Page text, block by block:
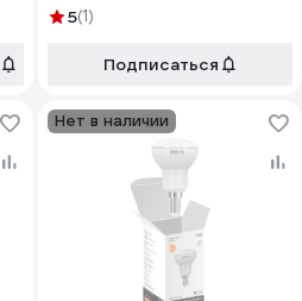
5(1)
Подписаться
Нет в наличии